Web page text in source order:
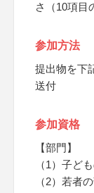
さ（10項目
参加方法
提出物を下
送付
参加資格
【部門】
（1）子ど
（2）若者